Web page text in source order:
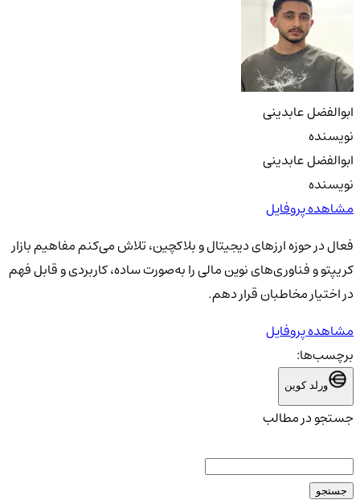
ابوالفضل عابدینی
نویسنده
ابوالفضل عابدینی
نویسنده
مشاهده پروفایل
فعال در حوزه ارزهای دیجیتال و بلاکچین، تلاش می‌کنم مفاهیم بازار
کریپتو و فناوری‌های نوین مالی را به‌صورت ساده، کاربردی و قابل فهم
در اختیار مخاطبان قرار دهم.
مشاهده پروفایل
برچسب‌ها:
ورلد کوین
جستجو در مطالب
جستجو